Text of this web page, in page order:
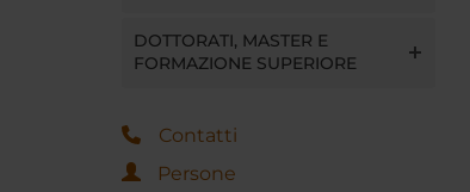
DOTTORATI, MASTER E
FORMAZIONE SUPERIORE
Contatti
Persone